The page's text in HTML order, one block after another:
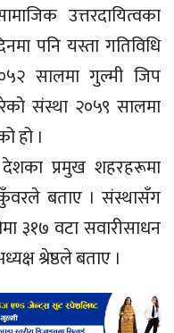
उत्तरदायित्वका
पनि यस्ता गतिविधि
सालमा गुल्मी जिप
संस्था २०५९ सालमा
हो ।
प्रमुख शहरहरूमा
बताए । संस्थासँग
३१७ वटा सवारीसाधन
श्रेष्ठले बताए ।